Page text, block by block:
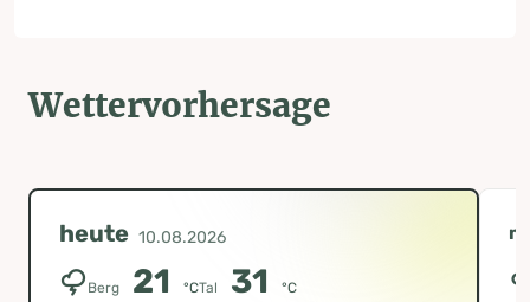
Wettervorhersage
heute 10.08.2026
Berg 21 °CTal 31 °C